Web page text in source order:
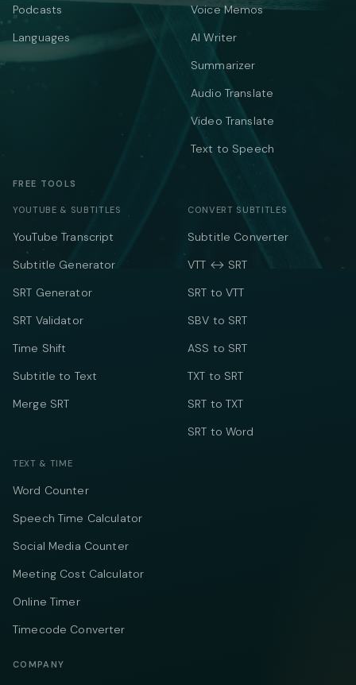
Podcasts
Languages
Voice Memos
AI Writer
Summarizer
Audio Translate
Video Translate
Text to Speech
FREE TOOLS
YOUTUBE & SUBTITLES
YouTube Transcript
Subtitle Generator
SRT Generator
SRT Validator
Time Shift
Subtitle to Text
Merge SRT
CONVERT SUBTITLES
Subtitle Converter
VTT ↔ SRT
SRT to VTT
SBV to SRT
ASS to SRT
TXT to SRT
SRT to TXT
SRT to Word
TEXT & TIME
Word Counter
Speech Time Calculator
Social Media Counter
Meeting Cost Calculator
Online Timer
Timecode Converter
COMPANY